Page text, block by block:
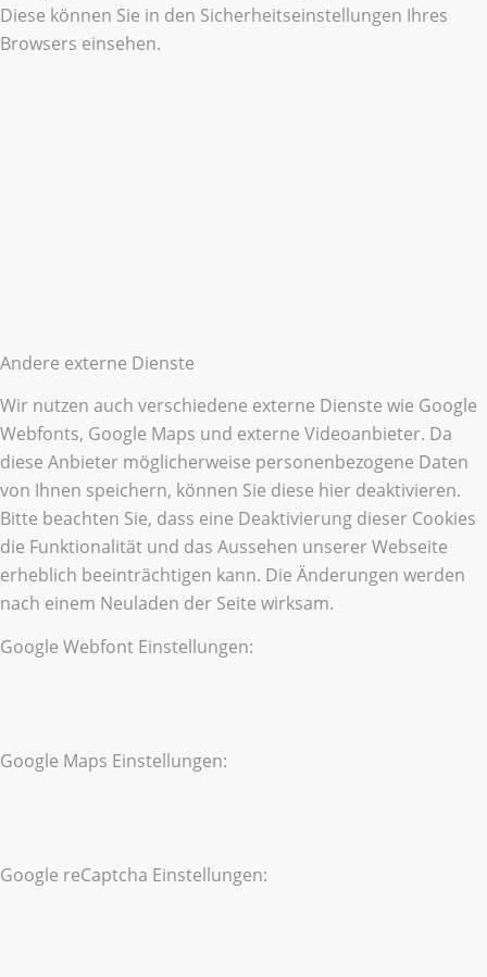
Diese können Sie in den Sicherheitseinstellungen Ihres
Browsers einsehen.
Andere externe Dienste
Wir nutzen auch verschiedene externe Dienste wie Google
Webfonts, Google Maps und externe Videoanbieter. Da
diese Anbieter möglicherweise personenbezogene Daten
von Ihnen speichern, können Sie diese hier deaktivieren.
Bitte beachten Sie, dass eine Deaktivierung dieser Cookies
die Funktionalität und das Aussehen unserer Webseite
erheblich beeinträchtigen kann. Die Änderungen werden
nach einem Neuladen der Seite wirksam.
Google Webfont Einstellungen:
Google Maps Einstellungen:
Google reCaptcha Einstellungen: